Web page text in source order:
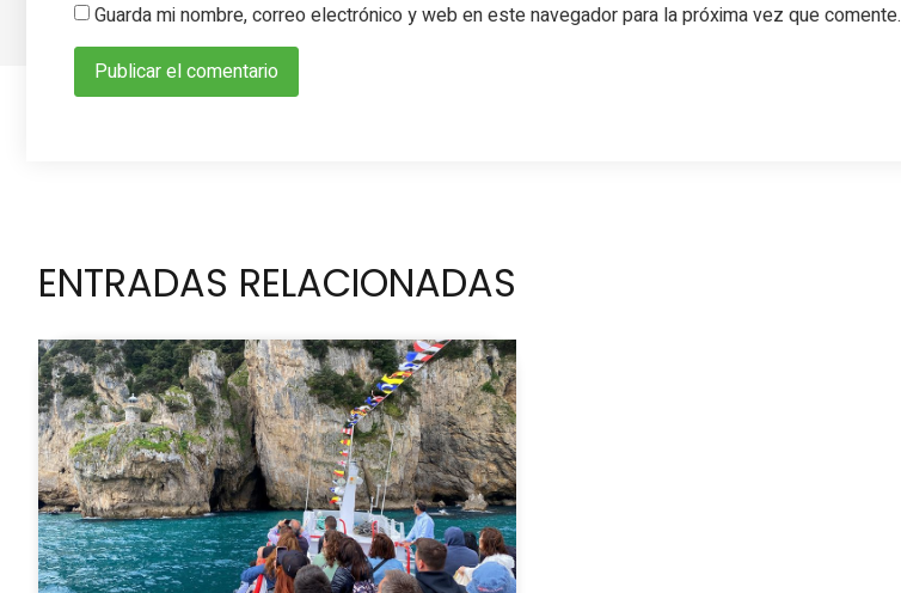
Guarda mi nombre, correo electrónico y web en este navegador para la próxima vez que comente.
ENTRADAS RELACIONADAS